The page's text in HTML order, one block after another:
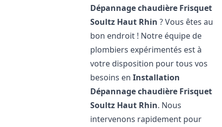
Dépannage chaudière Frisquet
Soultz Haut Rhin ? Vous êtes au
bon endroit ! Notre équipe de
plombiers expérimentés est à
votre disposition pour tous vos
besoins enInstallation
Dépannage chaudière Frisquet
Soultz Haut Rhin. Nous
intervenons rapidement pour